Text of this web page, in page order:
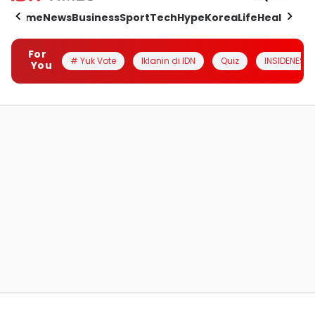
HomeNewsBusinessSportTechHypeKoreaLifeHealth
For
You
# Yuk Vote Iklanin di IDN Quiz INSIDENESIA